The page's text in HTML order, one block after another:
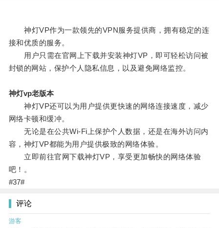
神灯VP作为一款领先的VPN服务提供商，拥有稳定的连
接和优质的服务。
用户只需在官网上下载并安装神灯VP，即可轻松访问被
封锁的网站，保护个人隐私信息，以及避免网络监控。
神灯vp老版本
神灯VP还可以为用户提供更快速的网络连接速度，减少
网络卡顿和缓冲。
无论是在公共Wi-Fi上保护个人数据，还是在海外访问内
容，神灯VP都能为用户提供极致的网络体验。
立即前往官网下载神灯VP，享受更加畅快的网络体验
吧！。
#37#
评论
游客